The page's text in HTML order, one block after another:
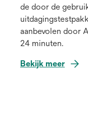
de door de
aanbevolen door
24 minuten.
Bekijk meer